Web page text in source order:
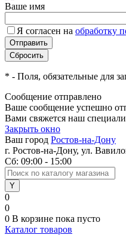
Ваше имя
Я согласен на обработку
* - Поля, обязательные для
Сообщение отправлено
Ваше сообщение успешно
Вами свяжется наш
Закрыть окно
Ваш город Ростов-на-Дону
г. Ростов-на-Дону, ул.
Сб: 09:00 - 15:00
0
0
0 В корзине пока пусто
Каталог товаров